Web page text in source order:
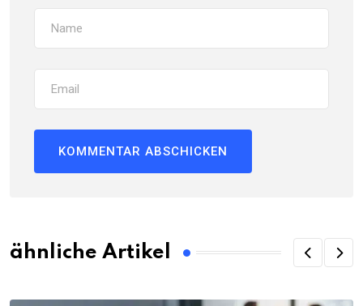
ähnliche Artikel